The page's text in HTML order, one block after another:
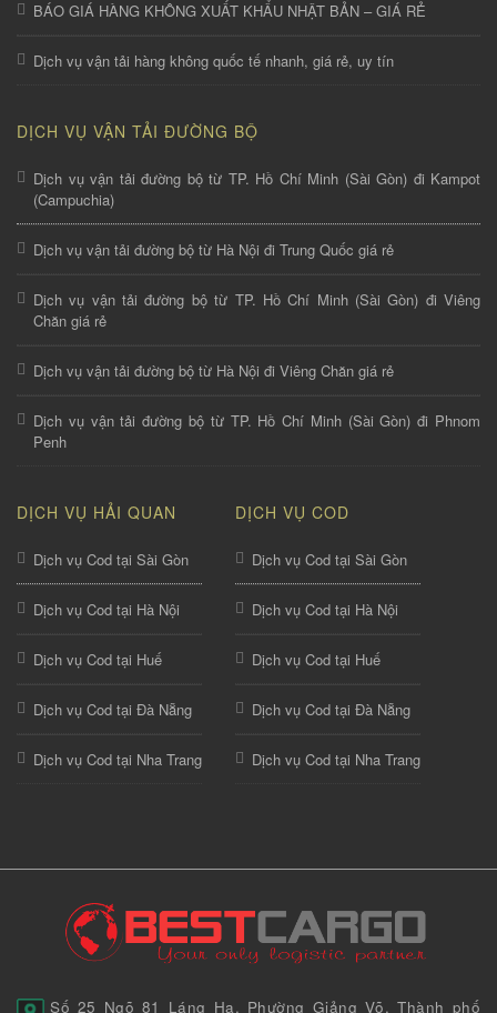
BÁO GIÁ HÀNG KHÔNG XUẤT KHẨU NHẬT BẢN – GIÁ RẺ
Dịch vụ vận tải hàng không quốc tế nhanh, giá rẻ, uy tín
DỊCH VỤ VẬN TẢI ĐƯỜNG BỘ
Dịch vụ vận tải đường bộ từ TP. Hồ Chí Minh (Sài Gòn) đi Kampot
(Campuchia)
Dịch vụ vận tải đường bộ từ Hà Nội đi Trung Quốc giá rẻ
Dịch vụ vận tải đường bộ từ TP. Hồ Chí Minh (Sài Gòn) đi Viêng
Chăn giá rẻ
Dịch vụ vận tải đường bộ từ Hà Nội đi Viêng Chăn giá rẻ
Dịch vụ vận tải đường bộ từ TP. Hồ Chí Minh (Sài Gòn) đi Phnom
Penh
DỊCH VỤ HẢI QUAN
Dịch vụ Cod tại Sài Gòn
Dịch vụ Cod tại Hà Nội
Dịch vụ Cod tại Huế
Dịch vụ Cod tại Đà Nẵng
Dịch vụ Cod tại Nha Trang
DỊCH VỤ COD
Dịch vụ Cod tại Sài Gòn
Dịch vụ Cod tại Hà Nội
Dịch vụ Cod tại Huế
Dịch vụ Cod tại Đà Nẵng
Dịch vụ Cod tại Nha Trang
Số 25 Ngõ 81 Láng Hạ, Phường Giảng Võ, Thành phố